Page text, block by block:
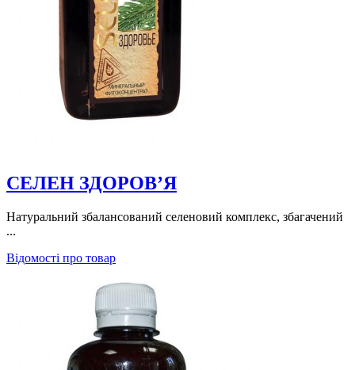
СЕЛЕН ЗДОРОВ’Я
Натуральний збалансований селеновий комплекс, збагачений
...
Відомості про товар